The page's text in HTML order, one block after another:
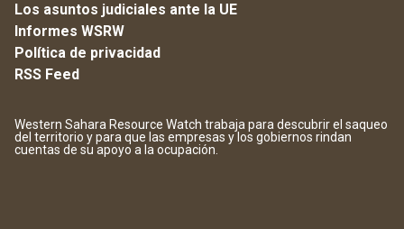
Los asuntos judiciales ante la UE
Informes WSRW
Política de privacidad
RSS Feed
Western Sahara Resource Watch trabaja para descubrir el saqueo
del territorio y para que las empresas y los gobiernos rindan
cuentas de su apoyo a la ocupación.